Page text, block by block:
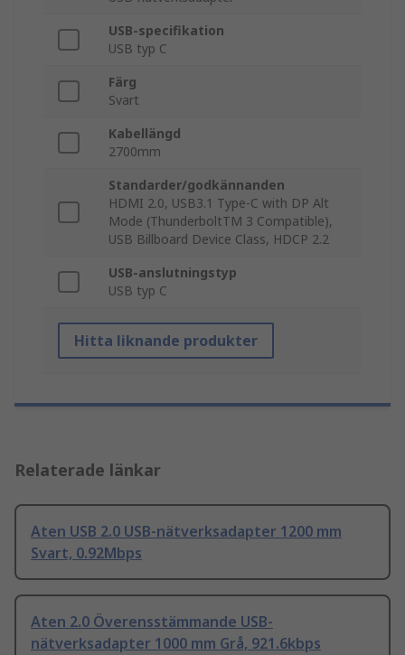
USB-specifikation
USB typ C
Färg
Svart
Kabellängd
2700mm
Standarder/godkännanden
HDMI 2.0, USB3.1 Type-C with DP Alt
Mode (ThunderboltTM 3 Compatible),
USB Billboard Device Class, HDCP 2.2
USB-anslutningstyp
USB typ C
Hitta liknande produkter
Relaterade länkar
Aten USB 2.0 USB-nätverksadapter 1200 mm
Svart, 0.92Mbps
Aten 2.0 Överensstämmande USB-
nätverksadapter 1000 mm Grå, 921.6kbps